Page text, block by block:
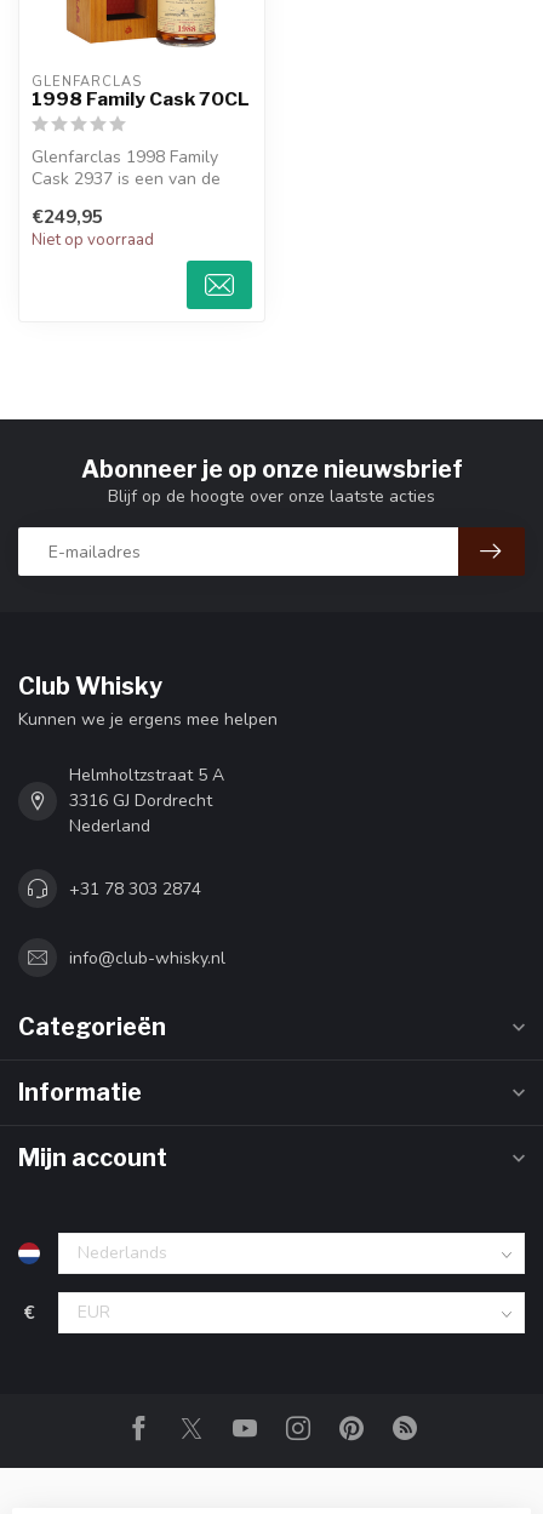
GLENFARCLAS
1998 Family Cask 70CL
Glenfarclas 1998 Family
Cask 2937 is een van de
zeldzame sin...
€249,95
Niet op voorraad
Abonneer je op onze nieuwsbrief
Blijf op de hoogte over onze laatste acties
Club Whisky
Kunnen we je ergens mee helpen
Helmholtzstraat 5 A
3316 GJ Dordrecht
Nederland
+31 78 303 2874
info@club-whisky.nl
Categorieën
Informatie
Mijn account
€